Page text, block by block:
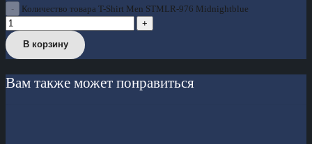
Количество товара T-Shirt Men STMLR-976 Midnightblue
В корзину
Вам также может понравиться